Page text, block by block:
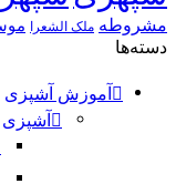
مشروطه ملک الشعرا
دسته‌ها
آموزش آشپزی
آشپزی